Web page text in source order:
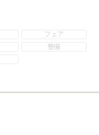
フェア
整備